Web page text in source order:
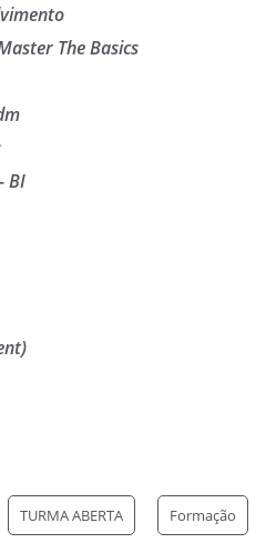
The Basics
BI
TURMA ABERTA Formação